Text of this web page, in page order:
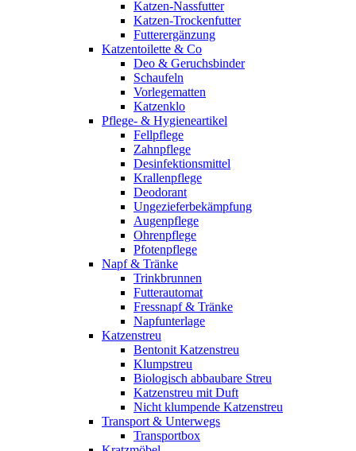
Katzen-Nassfutter
Katzen-Trockenfutter
Futterergänzung
Katzentoilette & Co
Deo & Geruchsbinder
Schaufeln
Vorlegematten
Katzenklo
Pflege- & Hygieneartikel
Fellpflege
Zahnpflege
Desinfektionsmittel
Krallenpflege
Deodorant
Ungezieferbekämpfung
Augenpflege
Ohrenpflege
Pfotenpflege
Napf & Tränke
Trinkbrunnen
Futterautomat
Fressnapf & Tränke
Napfunterlage
Katzenstreu
Bentonit Katzenstreu
Klumpstreu
Biologisch abbaubare Streu
Katzenstreu mit Duft
Nicht klumpende Katzenstreu
Transport & Unterwegs
Transportbox